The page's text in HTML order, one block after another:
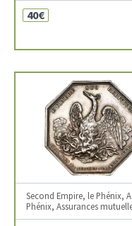
40€
Second Empire, le Phénix,
Phénix, Assurances